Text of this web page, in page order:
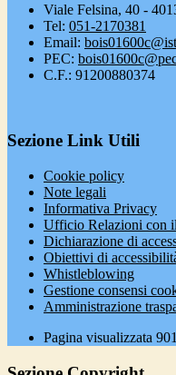
Viale Felsina, 40 -
Tel: 051-2170381
Email:
PEC:
C.F.: 91200880374
Sezione Link Utili
Cookie policy
Note legali
Informativa Privacy
Ufficio Relazioni con
Dichiarazione di
Obiettivi di
Whistleblowing
Gestione consensi
Amministrazione
Pagina visualizzata 901